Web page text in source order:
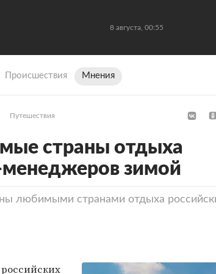
8 августа, 00:55
Происшествия Мнения
Путешествия
страны отдыха
менеджеров зимой
любимыми странами отдыха